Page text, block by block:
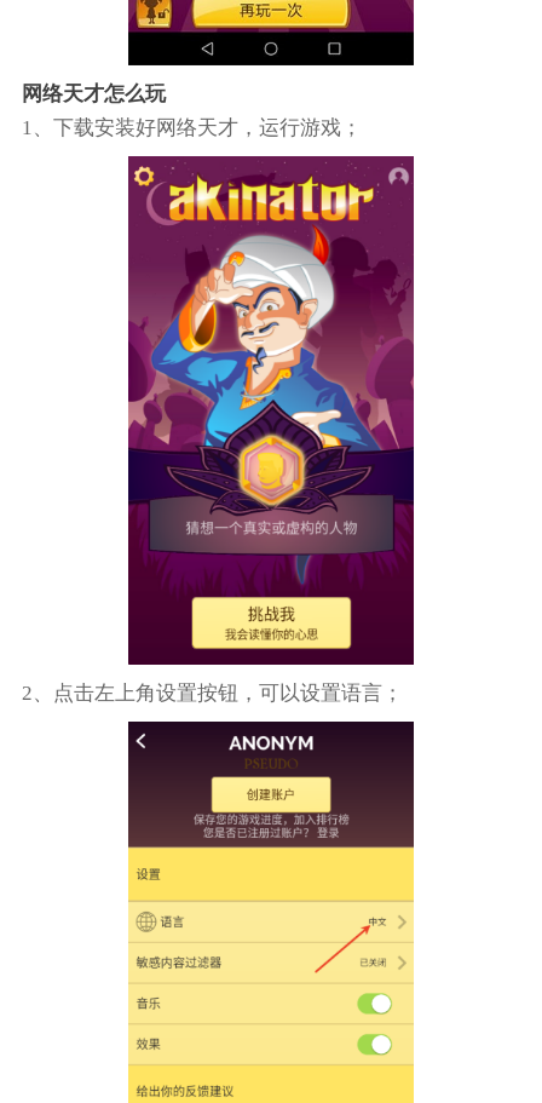
网络天才怎么玩
1、下载安装好网络天才，运行游戏；
2、点击左上角设置按钮，可以设置语言；